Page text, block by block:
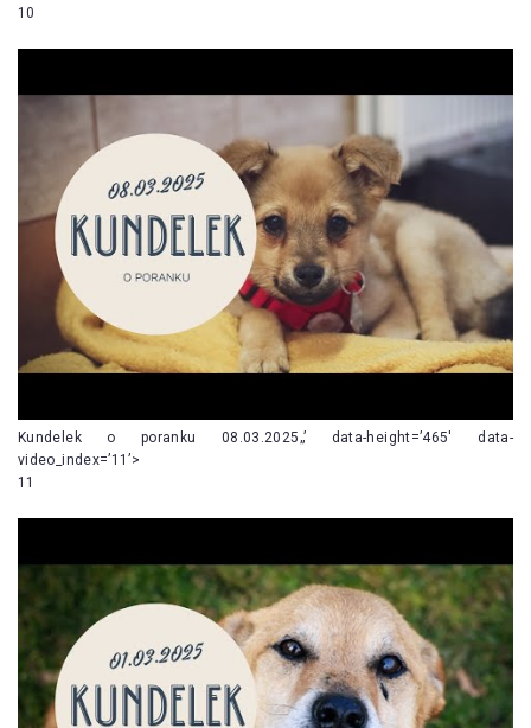
10
Kundelek o poranku 08.03.2025„’ data-height=’465′ data-
video_index=’11’>
11